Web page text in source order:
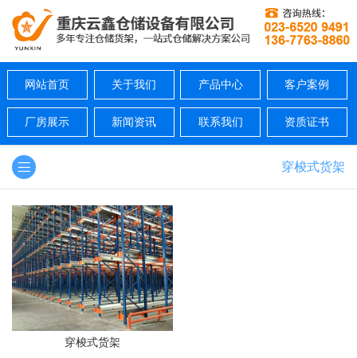
网站首页 关于我们 产品中心 客户案例
厂房展示 新闻资讯 联系我们 资质证书
穿梭式货架
穿梭式货架